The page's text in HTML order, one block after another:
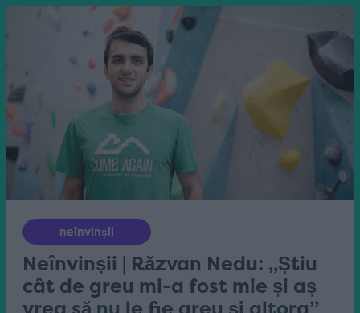
neînvinșii
Neînvinșii | Răzvan Nedu: „Știu
cât de greu mi-a fost mie și aș